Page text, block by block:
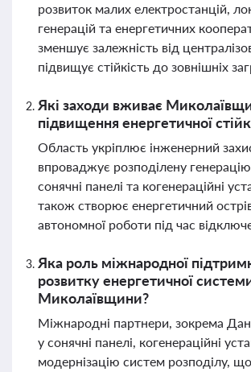
розвиток малих електростанцій,
генерацій та енергетичних
зменшує залежність від
підвищує стійкість до зовнішніх
Які заходи вживає
підвищення енергетичної
Область укріплює інженерний
впроваджує розподілену
сонячні панелі та когенераційні
також створює енергетичний
автономної роботи під час
Яка роль міжнародної
розвитку енергетичної
Миколаївщини?
Міжнародні партнери, зокрема
у сонячні панелі, когенераційні
модернізацію систем розподілу,